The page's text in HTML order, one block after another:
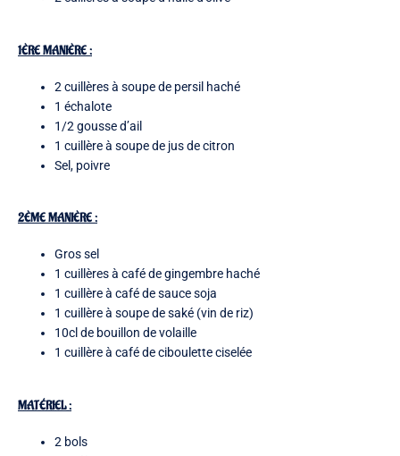
1ÈRE MANIÈRE :
2 cuillères à soupe de persil haché
1 échalote
1/2 gousse d’ail
1 cuillère à soupe de jus de citron
Sel, poivre
2ÈME MANIÈRE :
Gros sel
1 cuillères à café de gingembre haché
1 cuillère à café de sauce soja
1 cuillère à soupe de saké (vin de riz)
10cl de bouillon de volaille
1 cuillère à café de ciboulette ciselée
MATÉRIEL :
2 bols